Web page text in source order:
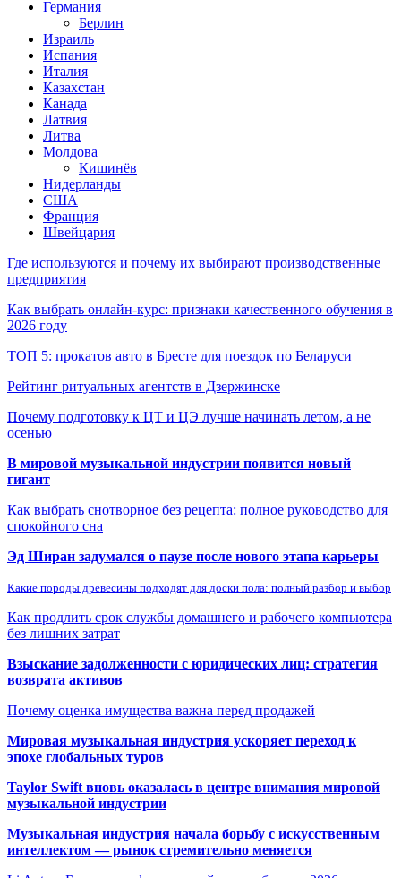
Германия
Берлин
Израиль
Испания
Италия
Казахстан
Канада
Латвия
Литва
Молдова
Кишинёв
Нидерланды
США
Франция
Швейцария
Где используются и почему их выбирают производственные
предприятия
Как выбрать онлайн-курс: признаки качественного обучения в
2026 году
ТОП 5: прокатов авто в Бресте для поездок по Беларуси
Рейтинг ритуальных агентств в Дзержинске
Почему подготовку к ЦТ и ЦЭ лучше начинать летом, а не
осенью
В мировой музыкальной индустрии появится новый
гигант
Как выбрать снотворное без рецепта: полное руководство для
спокойного сна
Эд Ширан задумался о паузе после нового этапа карьеры
Какие породы древесины подходят для доски пола: полный разбор и выбор
Как продлить срок службы домашнего и рабочего компьютера
без лишних затрат
Взыскание задолженности с юридических лиц: стратегия
возврата активов
Почему оценка имущества важна перед продажей
Мировая музыкальная индустрия ускоряет переход к
эпохе глобальных туров
Taylor Swift вновь оказалась в центре внимания мировой
музыкальной индустрии
Музыкальная индустрия начала борьбу с искусственным
интеллектом — рынок стремительно меняется